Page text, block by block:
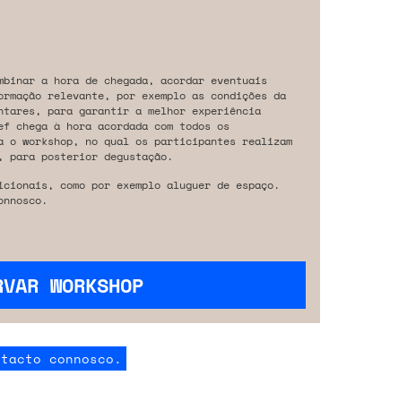
a hora de chegada, acordar eventuais
relevante, por exemplo as condições da
para garantir a melhor experiência
chega à hora acordada com todos os
o workshop, no qual os participantes realizam
posterior degustação.
como por exemplo aluguer de espaço.
WORKSHOP
connosco.